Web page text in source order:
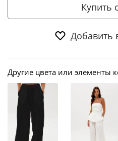
Купить
Добавить
Другие цвета или элементы